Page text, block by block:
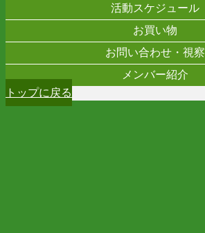
活動スケジュール
お買い物
お問い合わせ・視察
メンバー紹介
トップに戻る